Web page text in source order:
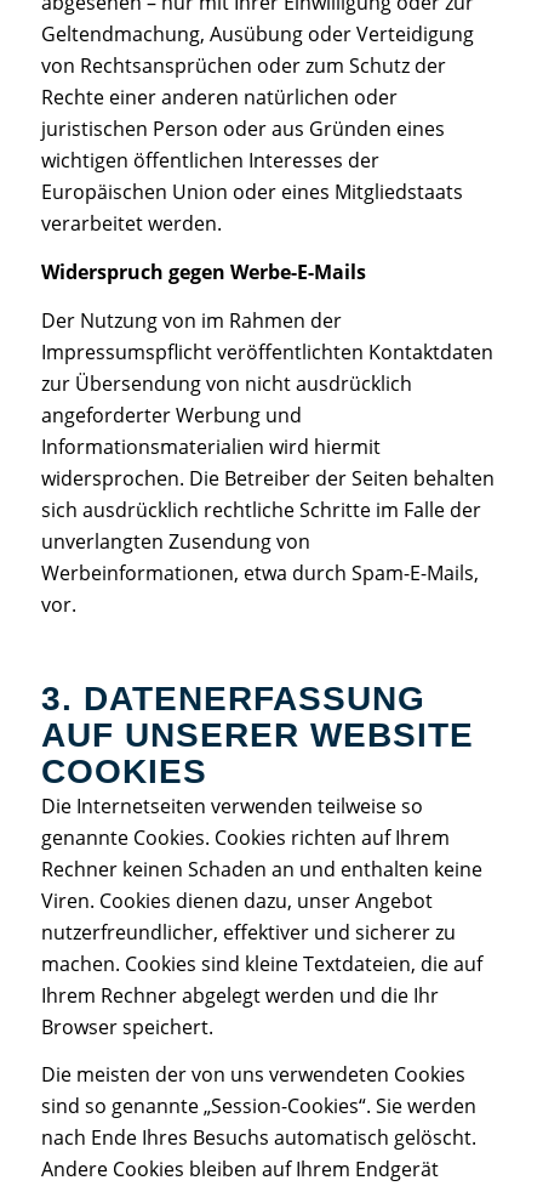
Geltendmachung, Ausübung oder Verteidigung
von Rechtsansprüchen oder zum Schutz der
Rechte einer anderen natürlichen oder
juristischen Person oder aus Gründen eines
wichtigen öffentlichen Interesses der
Europäischen Union oder eines Mitgliedstaats
verarbeitet werden.
Widerspruch gegen Werbe-E-Mails
Der Nutzung von im Rahmen der
Impressumspflicht veröffentlichten Kontaktdaten
zur Übersendung von nicht ausdrücklich
angeforderter Werbung und
Informationsmaterialien wird hiermit
widersprochen. Die Betreiber der Seiten behalten
sich ausdrücklich rechtliche Schritte im Falle der
unverlangten Zusendung von
Werbeinformationen, etwa durch Spam-E-Mails,
vor.
3. DATENERFASSUNG
AUF UNSERER WEBSITE
COOKIES
Die Internetseiten verwenden teilweise so
genannte Cookies. Cookies richten auf Ihrem
Rechner keinen Schaden an und enthalten keine
Viren. Cookies dienen dazu, unser Angebot
nutzerfreundlicher, effektiver und sicherer zu
machen. Cookies sind kleine Textdateien, die auf
Ihrem Rechner abgelegt werden und die Ihr
Browser speichert.
Die meisten der von uns verwendeten Cookies
sind so genannte „Session-Cookies“. Sie werden
nach Ende Ihres Besuchs automatisch gelöscht.
Andere Cookies bleiben auf Ihrem Endgerät